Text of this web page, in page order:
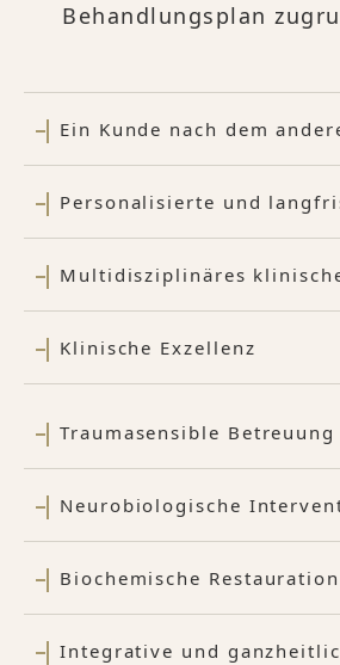
Behandlungsplan
Ein Kunde nach dem
Personalisierte und
Multidisziplinäres
Klinische Exzellenz
Traumasensible Betreuung
Neurobiologische
Biochemische Restauration
Integrative und